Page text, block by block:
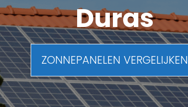
Duras
ZONNEPANELEN VERGELIJKEN